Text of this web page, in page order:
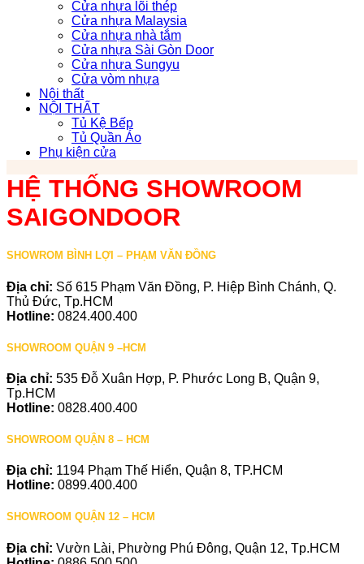
Cửa nhựa lõi thép
Cửa nhựa Malaysia
Cửa nhựa nhà tắm
Cửa nhựa Sài Gòn Door
Cửa nhựa Sungyu
Cửa vòm nhựa
Nội thất
NỘI THẤT
Tủ Kệ Bếp
Tủ Quần Áo
Phụ kiện cửa
HỆ THỐNG SHOWROOM
SAIGONDOOR
SHOWROM BÌNH LỢI – PHẠM VĂN ĐỒNG
Địa chỉ: Số 615 Phạm Văn Đồng, P. Hiệp Bình Chánh, Q.
Thủ Đức, Tp.HCM
Hotline: 0824.400.400
SHOWROOM QUẬN 9 –HCM
Địa chỉ: 535 Đỗ Xuân Hợp, P. Phước Long B, Quận 9,
Tp.HCM
Hotline: 0828.400.400
SHOWROOM QUẬN 8 – HCM
Địa chỉ: 1194 Phạm Thế Hiển, Quận 8, TP.HCM
Hotline: 0899.400.400
SHOWROOM QUẬN 12 – HCM
Địa chỉ: Vườn Lài, Phường Phú Đông, Quận 12, Tp.HCM